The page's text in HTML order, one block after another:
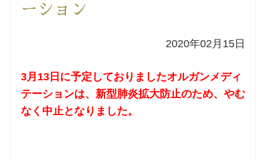
森田神父の講座
ーション
2020年02月15日
3月13日に予定しておりましたオルガンメディ
テーションは、新型肺炎拡大防止のため、やむ
なく中止となりました。